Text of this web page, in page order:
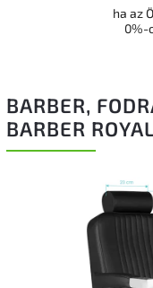
BARBER,
BARBER
ha az
0%-